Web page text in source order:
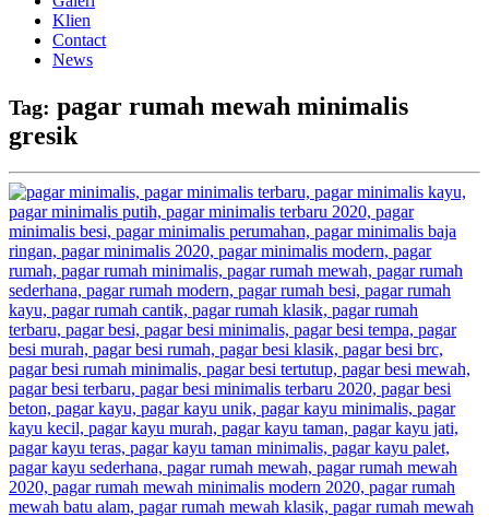
Klien
Contact
News
Tag: pagar rumah mewah minimalis
gresik